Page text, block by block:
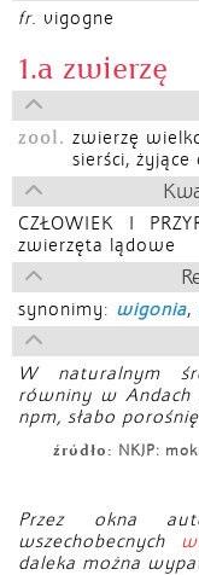
fr. vigogne
1.a zwierzę
zool. zwierzę
sierści,
CZŁOWIEK I
zwierzęta lądowe
synonimy: wigonia,
W naturalnym
równiny w
npm, słabo
źródło: NKJP:
Przez okna
wszechobecnych
daleka można